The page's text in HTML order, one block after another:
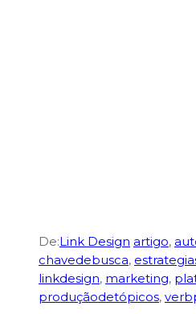
De:Link Design artigo,
chavedebusca,
linkdesign, marketing,
produçãodetópicos,